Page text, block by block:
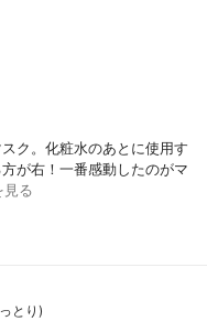
ク。化粧水のあとに使用す
が右！一番感動したのがマ
見る
とり)